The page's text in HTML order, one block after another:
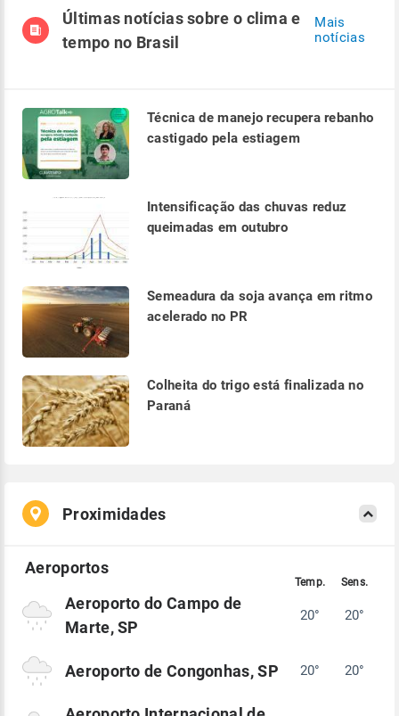
Últimas notícias sobre o clima e
tempo no Brasil
Mais
notícias
Técnica de manejo recupera rebanho
castigado pela estiagem
Intensificação das chuvas reduz
queimadas em outubro
Semeadura da soja avança em ritmo
acelerado no PR
Colheita do trigo está finalizada no
Paraná
Proximidades
Aeroporto do Campo de
Marte, SP
20° 20°
Aeroporto de Congonhas, SP 20° 20°